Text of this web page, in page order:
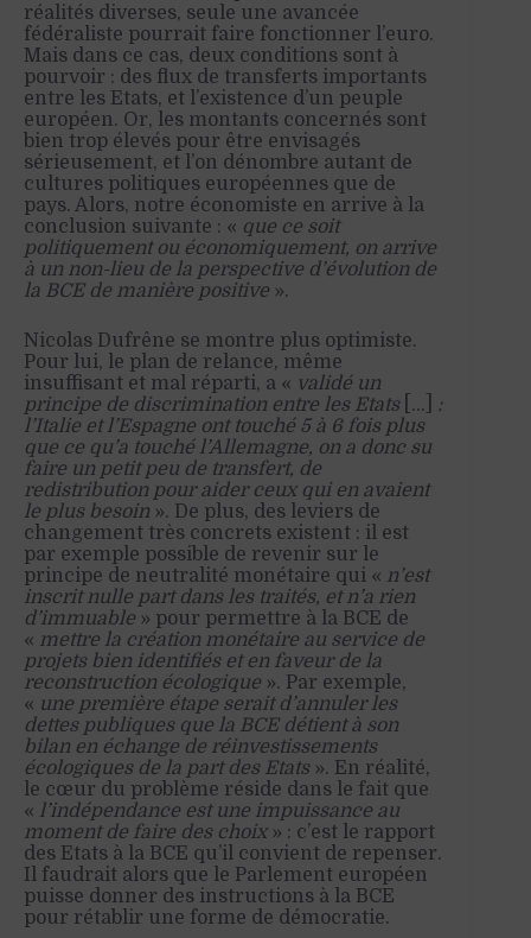
réalités diverses, seule une avancée
fédéraliste pourrait faire fonctionner l’euro.
Mais dans ce cas, deux conditions sont à
pourvoir : des flux de transferts importants
entre les Etats, et l’existence d’un peuple
européen. Or, les montants concernés sont
bien trop élevés pour être envisagés
sérieusement, et l’on dénombre autant de
cultures politiques européennes que de
pays. Alors, notre économiste en arrive à la
conclusion suivante : « que ce soit
politiquement ou économiquement, on arrive
à un non-lieu de la perspective d’évolution de
la BCE de manière positive ».
Nicolas Dufrêne se montre plus optimiste.
Pour lui, le plan de relance, même
insuffisant et mal réparti, a « validé un
principe de discrimination entre les Etats[…] :
l’Italie et l’Espagne ont touché 5 à 6 fois plus
que ce qu’a touché l’Allemagne, on a donc su
faire un petit peu de transfert, de
redistribution pour aider ceux qui en avaient
le plus besoin ». De plus, des leviers de
changement très concrets existent : il est
par exemple possible de revenir sur le
principe de neutralité monétaire qui « n’est
inscrit nulle part dans les traités, et n’a rien
d’immuable » pour permettre à la BCE de
« mettre la création monétaire au service de
projets bien identifiés et en faveur de la
reconstruction écologique ». Par exemple,
« une première étape serait d’annuler les
dettes publiques que la BCE détient à son
bilan en échange de réinvestissements
écologiques de la part des Etats». En réalité,
le cœur du problème réside dans le fait que
« l’indépendance est une impuissance au
moment de faire des choix » : c’est le rapport
des Etats à la BCE qu’il convient de repenser.
Il faudrait alors que le Parlement européen
puisse donner des instructions à la BCE
pour rétablir une forme de démocratie.